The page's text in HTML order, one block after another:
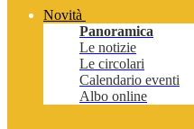
Novità
Panoramica
Le notizie
Le circolari
Calendario eventi
Albo online